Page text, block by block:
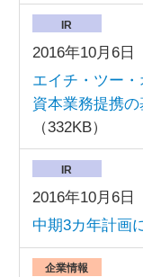
2016年10月6日
IR
エイチ・ツー
資本業務提携
（332KB）
2016年10月6日
IR
中期3カ年計画
企業情報